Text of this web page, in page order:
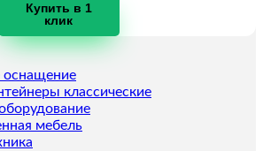
Купить в 1
клик
классические
мебель